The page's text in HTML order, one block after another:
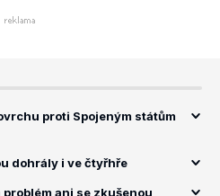
proti Spojeným státům
dohrály i ve čtyřhře
ani se zkušenou